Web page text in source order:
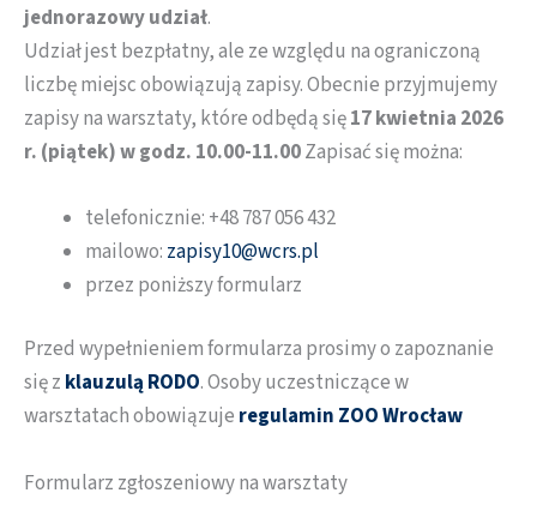
jednorazowy udział.
Udział jest bezpłatny, ale ze względu na ograniczoną
liczbę miejsc obowiązują zapisy. Obecnie przyjmujemy
zapisy na warsztaty, które odbędą się17 kwietnia 2026
r. (piątek) w godz. 10.00-11.00Zapisać się można:
telefonicznie: +48 787 056 432
mailowo: zapisy10@wcrs.pl
przez poniższy formularz
Przed wypełnieniem formularza prosimy o zapoznanie
się z klauzulą RODO. Osoby uczestniczące w
warsztatach obowiązuje regulamin ZOO Wrocław
Formularz zgłoszeniowy na warsztaty